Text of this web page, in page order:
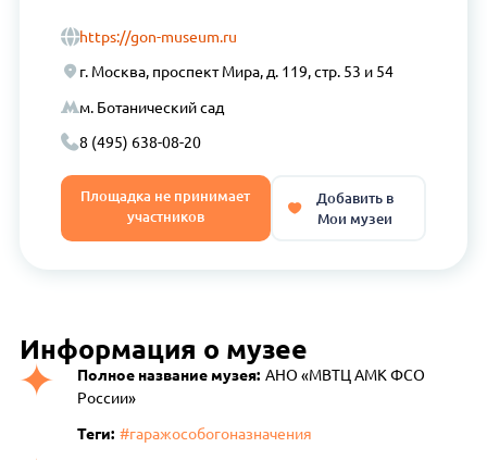
https://gon-museum.ru
г. Москва, проспект Мира, д. 119, стр. 53 и 54
м. Ботанический сад
8 (495) 638-08-20
Площадка не принимает
участников
Добавить в
Мои музеи
Информация о музее
Полное название музея: АНО «МВТЦ АМК ФСО
России»
Теги: #гаражособогоназначения